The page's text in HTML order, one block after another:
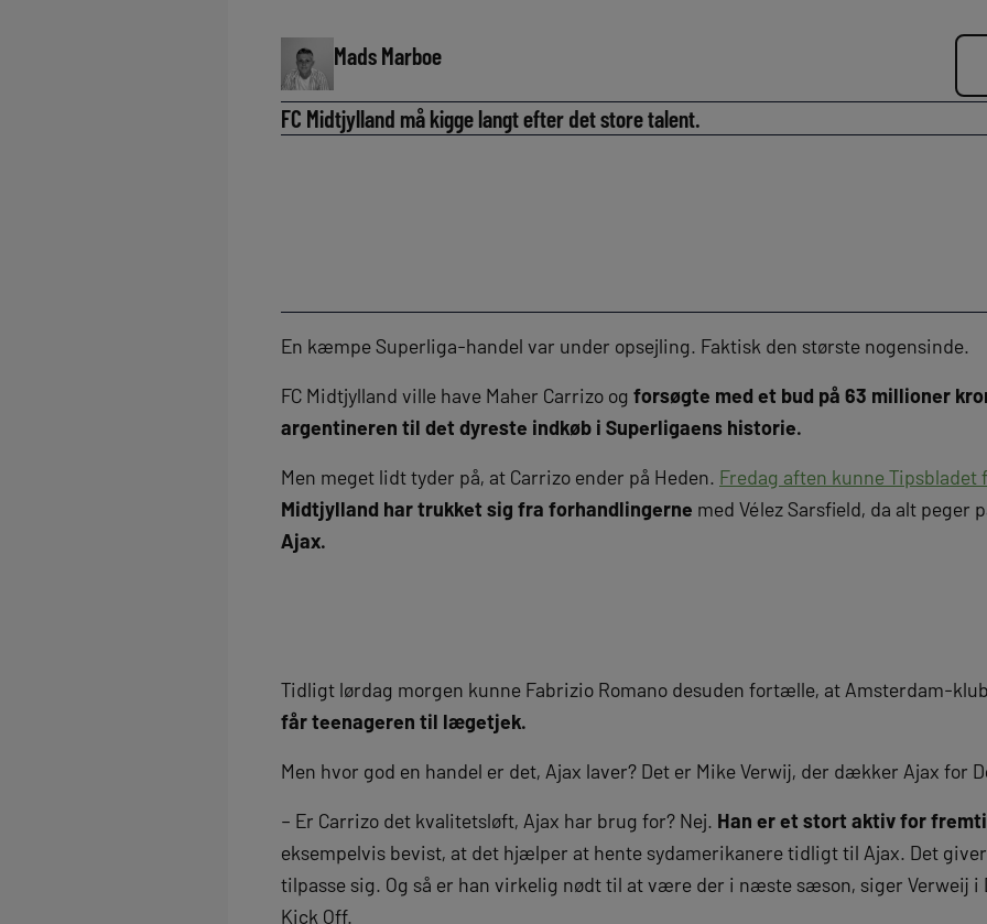
Mads Marboe
FC Midtjylland må kigge langt efter det store talent.
En kæmpe Superliga-handel var under opsejling. Faktisk den største nogensinde.
FC Midtjylland ville have Maher Carrizo og forsøgte med et bud på 63 millioner
argentineren til det dyreste indkøb i Superligaens historie.
Men meget lidt tyder på, at Carrizo ender på Heden. Fredag aften kunne
Midtjylland har trukket sig fra forhandlingerne med Vélez Sarsfield, da alt peger
Ajax.
Tidligt lørdag morgen kunne Fabrizio Romano desuden fortælle, at Amsterdam-
får teenageren til lægetjek.
Men hvor god en handel er det, Ajax laver? Det er Mike Verwij, der dækker Ajax for
– Er Carrizo det kvalitetsløft, Ajax har brug for? Nej. Han er et stort aktiv for
eksempelvis bevist, at det hjælper at hente sydamerikanere tidligt til Ajax. Det
tilpasse sig. Og så er han virkelig nødt til at være der i næste sæson, siger Verweij i
Kick Off.